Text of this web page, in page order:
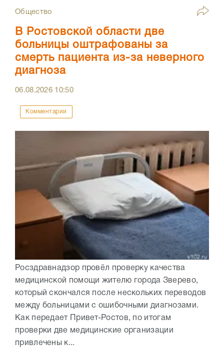
Общество
В Ростовской области две
больницы оштрафованы за
смерть пациента из-за неверного
диагноза
06.08.2026 10:50
Комментарии
Росздравнадзор провёл проверку качества
медицинской помощи жителю города Зверево,
который скончался после нескольких переводов
между больницами с ошибочными диагнозами.
Как передает Привет-Ростов, по итогам
проверки две медицинские организации
привлечены к...